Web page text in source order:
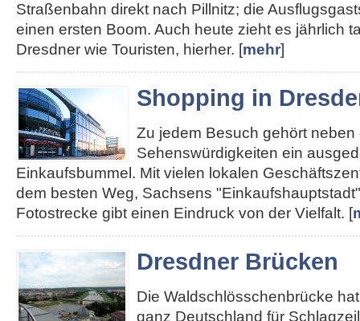
Straßenbahn direkt nach Pillnitz; die
einen ersten Boom. Auch heute zieht es jährlich
Dresdner wie Touristen, hierher. [mehr]
Shopping in
Zu jedem Besuch gehört neben
Sehenswürdigkeiten ein
Einkaufsbummel. Mit vielen lokalen
dem besten Weg, Sachsens
Fotostrecke gibt einen Eindruck von der Vielfalt. [
Dresdner Brücken
Die Waldschlösschenbrücke
ganz Deutschland für